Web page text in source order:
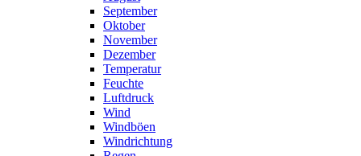
September
Oktober
November
Dezember
Temperatur
Feuchte
Luftdruck
Wind
Windböen
Windrichtung